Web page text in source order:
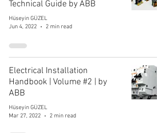
Technical Guide by ABB
Hüseyin GÜZEL
Jun 4, 2022
2 min read
Electrical Installation
Handbook | Volume #2 | by
ABB
Hüseyin GÜZEL
Mar 27, 2022
2 min read